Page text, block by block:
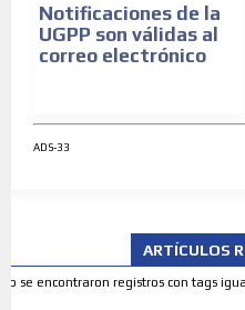
Notificaciones de la
UGPP son válidas al
correo electrónico
ADS-33
ARTÍCULOS
No se encontraron registros con tags